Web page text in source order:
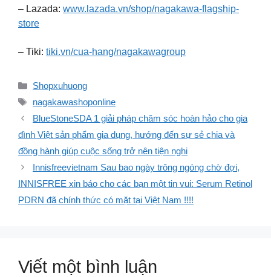
– Lazada: www.lazada.vn/shop/nagakawa-flagship-
store
– Tiki: tiki.vn/cua-hang/nagakawagroup
Danh
Shopxuhuong
Thẻ
nagakawashoponline
BlueStoneSDA 1 giải pháp chăm sóc hoàn hảo cho gia
đình Việt sản phẩm gia dụng, hướng đến sự sẻ chia và
đồng hành giúp cuộc sống trở nên tiện nghi
Innisfreevietnam Sau bao ngày trông ngóng chờ đợi,
INNISFREE xin báo cho các bạn một tin vui: Serum Retinol
PDRN đã chính thức có mặt tại Việt Nam !!!!
Viết một bình luận